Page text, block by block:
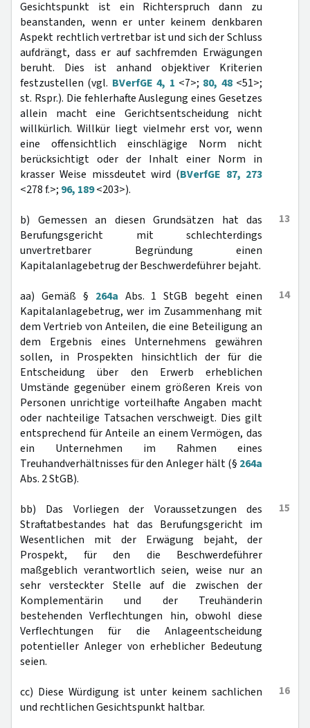
Gesichtspunkt ist ein Richterspruch dann zu
beanstanden, wenn er unter keinem denkbaren
Aspekt rechtlich vertretbar ist und sich der Schluss
aufdrängt, dass er auf sachfremden Erwägungen
beruht. Dies ist anhand objektiver Kriterien
festzustellen (vgl. BVerfGE 4, 1 <7>; 80, 48<51>;
st. Rspr.). Die fehlerhafte Auslegung eines Gesetzes
allein macht eine Gerichtsentscheidung nicht
willkürlich. Willkür liegt vielmehr erst vor, wenn
eine offensichtlich einschlägige Norm nicht
berücksichtigt oder der Inhalt einer Norm in
krasser Weise missdeutet wird (BVerfGE 87, 273
<278 f.>; 96, 189<203>).
13
b) Gemessen an diesen Grundsätzen hat das
Berufungsgericht mit schlechterdings
unvertretbarer Begründung einen
Kapitalanlagebetrug der Beschwerdeführer bejaht.
14
aa) Gemäß § 264a Abs. 1 StGB begeht einen
Kapitalanlagebetrug, wer im Zusammenhang mit
dem Vertrieb von Anteilen, die eine Beteiligung an
dem Ergebnis eines Unternehmens gewähren
sollen, in Prospekten hinsichtlich der für die
Entscheidung über den Erwerb erheblichen
Umstände gegenüber einem größeren Kreis von
Personen unrichtige vorteilhafte Angaben macht
oder nachteilige Tatsachen verschweigt. Dies gilt
entsprechend für Anteile an einem Vermögen, das
ein Unternehmen im Rahmen eines
Treuhandverhältnisses für den Anleger hält (§ 264a
Abs. 2 StGB).
15
bb) Das Vorliegen der Voraussetzungen des
Straftatbestandes hat das Berufungsgericht im
Wesentlichen mit der Erwägung bejaht, der
Prospekt, für den die Beschwerdeführer
maßgeblich verantwortlich seien, weise nur an
sehr versteckter Stelle auf die zwischen der
Komplementärin und der Treuhänderin
bestehenden Verflechtungen hin, obwohl diese
Verflechtungen für die Anlageentscheidung
potentieller Anleger von erheblicher Bedeutung
seien.
16
cc) Diese Würdigung ist unter keinem sachlichen
und rechtlichen Gesichtspunkt haltbar.